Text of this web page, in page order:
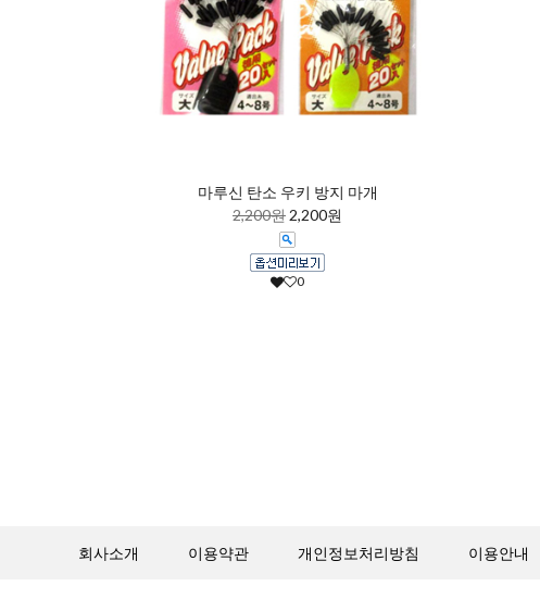
마루신 탄소 우키 방지 마개
2,200원 2,200원
0
회사소개 이용약관 개인정보처리방침 이용안내